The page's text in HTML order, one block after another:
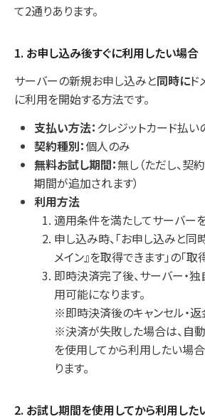
て2通りあります。
1. お申し込み後すぐに利用したい場合
サーバーの新規お申し込みと同時にド
に利用を開始する方法です。
支払い方法： クレジットカード払い
契約種別：個人のみ
無料お試し期間：無し（ただし、
期間が追加されます）
利用方法
適用条件を満たしてサーバー
申し込み時、「お申し込みと同
メイン』を取得できます」の「取
即時決済完了後、サーバー・独
用可能になります。
※即時決済後のキャンセル・返
※決済が失敗した場合は、自
を使用してから利用したい場
ります。
2. お試し期間を使用してから利用した